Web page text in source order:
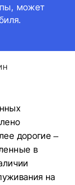
может
дорогие –
в
на